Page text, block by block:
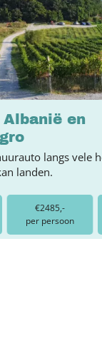
en
langs vele
landen.
€2485,-
per persoon